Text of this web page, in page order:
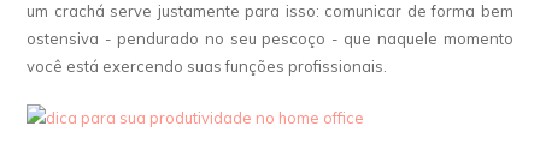
um crachá serve justamente para isso: comunicar de forma bem
ostensiva - pendurado no seu pescoço - que naquele momento
você está exercendo suas funções profissionais.